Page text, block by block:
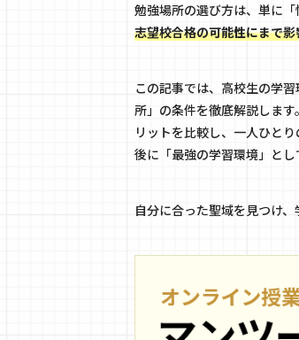
勉強場所の選び方は、単に「
志望校合格の可能性にまで
この記事では、高校生の学
所」の条件を徹底解説しま
リットを比較し、一人ひと
後に「最強の学習環境」とし
自分に合った聖域を見つけ